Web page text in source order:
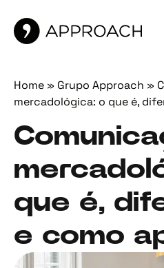
Home » Grupo Approach »
mercadológica: o que é,
que é,
e como